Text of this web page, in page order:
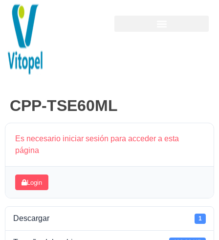
CPP-TSE60ML
Es necesario iniciar sesión para acceder a esta
página
Login
Descargar 1